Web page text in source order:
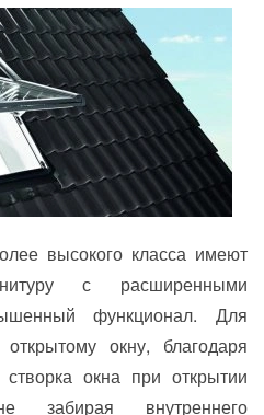
высокого класса имеют
с расширенными
функционал. Для
окну, благодаря
окна при открытии
забирая внутреннего